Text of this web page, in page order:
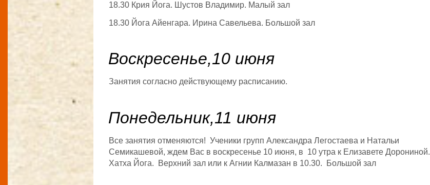
18.30 Крия Йога. Шустов Владимир. Малый зал
18.30 Йога Айенгара. Ирина Савельева. Большой зал
Воскресенье,10 июня
Занятия согласно действующему расписанию.
Понедельник,11 июня
Все занятия отменяются! Ученики групп Александра Легостаева и Натальи
Семикашевой, ждем Вас в воскресенье 10 июня, в 10 утра к Елизавете Дорониной.
Хатха Йога. Верхний зал или к Агнии Калмазан в 10.30. Большой зал